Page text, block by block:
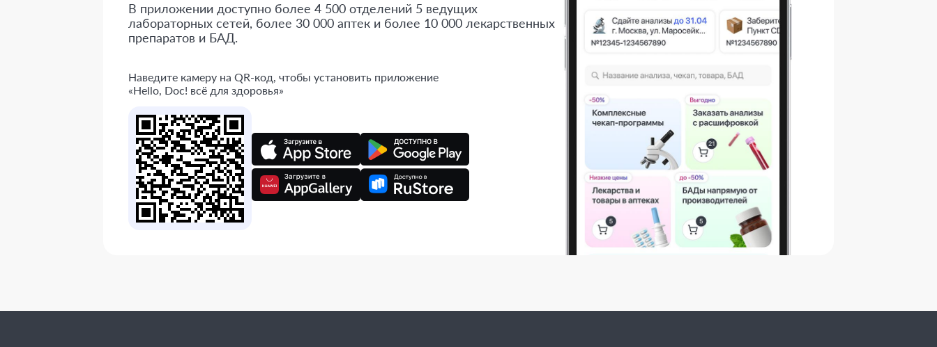
В приложении доступно более 4 500 отделений 5 ведущих
лабораторных сетей, более 30 000 аптек и более 10 000 лекарственных
препаратов и БАД.
Наведите камеру на QR-код, чтобы установить приложение
«Hello, Doc! всё для здоровья»